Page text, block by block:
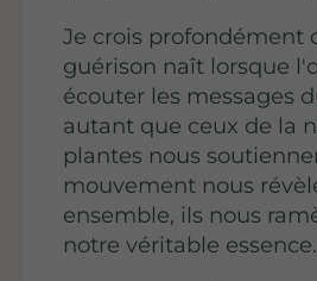
Je crois profondément
guérison naît lorsque
écouter les messages
autant que ceux de la
plantes nous
mouvement nous
ensemble, ils nous
notre véritable essence.